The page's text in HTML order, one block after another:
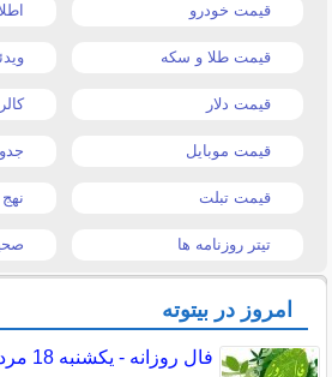
قیمت خودرو
قیمت طلا و سکه
قیمت دلار
قیمت موبایل
قیمت تبلت نهج
تیتر روزنامه ها
امروز در بیتوته
فال روزانه - یکشنبه 18 مرداد 1405